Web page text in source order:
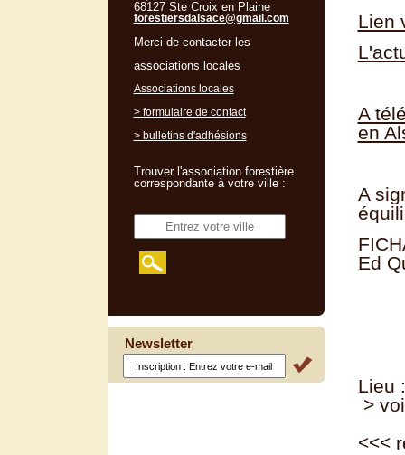
Lien
A
en
A
Ed
Lieu
>
<<<
68127 Ste Croix en Plaine
forestiersdalsace@gmail.com
Merci de contacter les
associations locales
Associations locales
> formulaire de contact
> bulletins d'adhésions
Trouver l'association forestière
correspondante à votre ville :
Newsletter